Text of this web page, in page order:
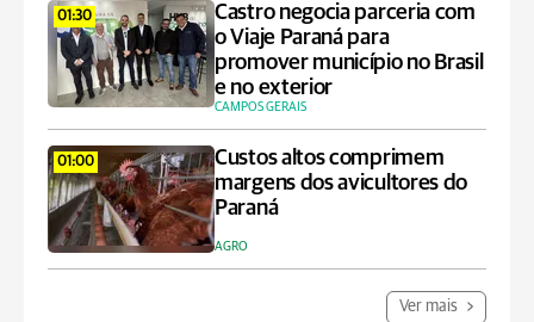
01:30
Castro negocia parceria com
o Viaje Paraná para
promover município no Brasil
e no exterior
CAMPOS GERAIS
01:00
Custos altos comprimem
margens dos avicultores do
Paraná
AGRO
Ver mais